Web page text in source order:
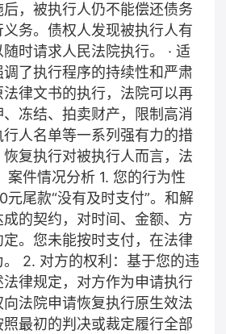
，被执行人仍不能偿还债务
务。债权人发现被执行人有
时请求人民法院执行。 · 适
了执行程序的持续性和严肃
律文书的执行，法院可以再
冻结、拍卖财产，限制高消
人名单等一系列强有力的措
复执行对被执行人而言，法
案件情况分析 1. 您的行为性
元尾款“没有及时支付”。和解
的契约，对时间、金额、方
。您未能按时支付，在法律
。 2. 对方的权利：基于您的违
律规定，对方作为申请执行
法院申请恢复执行原生效法
最初的判决或裁定履行全部